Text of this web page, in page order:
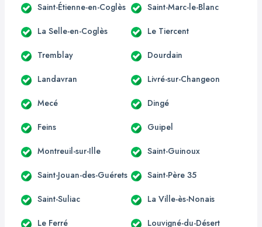
Saint-Étienne-en-Coglès Saint-Marc-le-Blanc
La Selle-en-Coglès Le Tiercent
Tremblay Dourdain
Landavran Livré-sur-Changeon
Mecé Dingé
Feins Guipel
Montreuil-sur-Ille Saint-Guinoux
Saint-Jouan-des-Guérets Saint-Père 35
Saint-Suliac La Ville-ès-Nonais
Le Ferré Louvigné-du-Désert